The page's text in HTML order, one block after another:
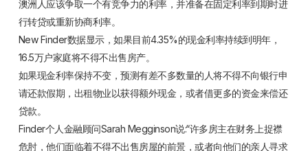
澳洲人应该争取一个有竞争力的利率，并准备在固定利率到期时进
行转贷或重新协商利率。
New Finder数据显示，如果目前4.35%的现金利率持续到明年，
16.5万户家庭将不得不出售房产。
如果现金利率保持不变，预测有差不多数量的人将不得不向银行申
请还款假期，出租物业以获得额外现金，或者借更多的资金来偿还
贷款。
Finder个人金融顾问Sarah Megginson说:“许多房主在财务上捉襟
危肘，他们面临着不得不出售房屋的前景，或者向他们的亲人寻求